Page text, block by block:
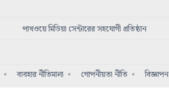
পাথওয়ে মিডিয়া সেন্টারের সহযোগী প্রতিষ্ঠান
ব্যবহার নীতিমালা গোপনীয়তা নীতি বিজ্ঞাপন